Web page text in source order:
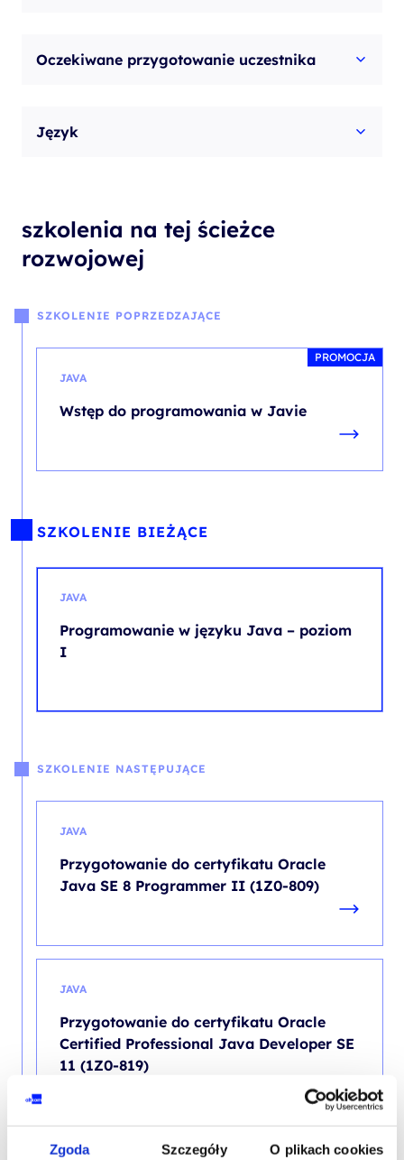
Zgoda Szczegóły O plikach cookies
Oczekiwane przygotowanie uczestnika
Język
szkolenia na tej ścieżce
rozwojowej
SZKOLENIE POPRZEDZAJĄCE
PROMOCJA
JAVA
Wstęp do programowania w Javie
SZKOLENIE BIEŻĄCE
JAVA
Programowanie w języku Java – poziom
I
SZKOLENIE NASTĘPUJĄCE
JAVA
Przygotowanie do certyfikatu Oracle
Java SE 8 Programmer II (1Z0-809)
JAVA
Przygotowanie do certyfikatu Oracle
Certified Professional Java Developer SE
11 (1Z0-819)